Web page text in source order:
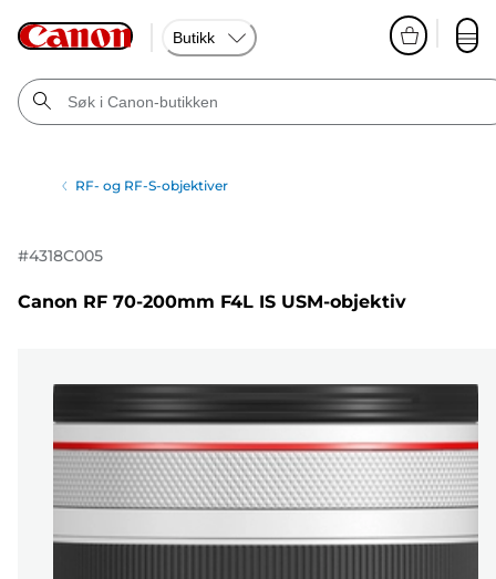
Butikk
RF- og RF-S-objektiver
#4318C005
Canon RF 70-200mm F4L IS USM-objektiv